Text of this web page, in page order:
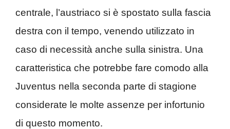
centrale, l’austriaco si è spostato sulla fascia
destra con il tempo, venendo utilizzato in
caso di necessità anche sulla sinistra. Una
caratteristica che potrebbe fare comodo alla
Juventus nella seconda parte di stagione
considerate le molte assenze per infortunio
di questo momento.